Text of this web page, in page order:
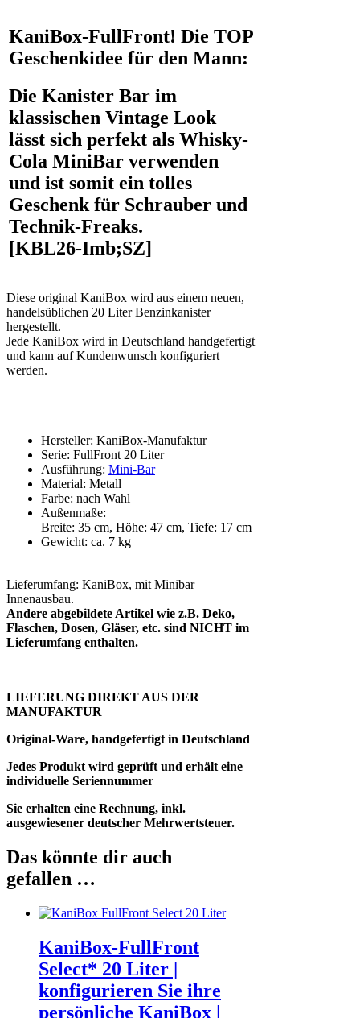
KaniBox-FullFront! Die TOP
Geschenkidee für den Mann:
Die Kanister Bar im
klassischen Vintage Look
lässt sich perfekt als Whisky-
Cola MiniBar verwenden
und ist somit ein tolles
Geschenk für Schrauber und
Technik-Freaks.
[KBL26-Imb;SZ]
Diese original KaniBox wird aus einem neuen,
handelsüblichen 20 Liter Benzinkanister
hergestellt.
Jede KaniBox wird in Deutschland handgefertigt
und kann auf Kundenwunsch konfiguriert
werden.
Hersteller: KaniBox-Manufaktur
Serie: FullFront 20 Liter
Ausführung: Mini-Bar
Material: Metall
Farbe: nach Wahl
Außenmaße:
Breite: 35 cm, Höhe: 47 cm, Tiefe: 17 cm
Gewicht: ca. 7 kg
Lieferumfang: KaniBox, mit Minibar
Innenausbau.
Andere abgebildete Artikel wie z.B. Deko,
Flaschen, Dosen, Gläser, etc. sind NICHT im
Lieferumfang enthalten.
LIEFERUNG DIREKT AUS DER
MANUFAKTUR
Original-Ware, handgefertigt in Deutschland
Jedes Produkt wird geprüft und erhält eine
individuelle Seriennummer
Sie erhalten eine Rechnung, inkl.
ausgewiesener deutscher Mehrwertsteuer.
Das könnte dir auch
gefallen …
KaniBox-FullFront
Select* 20 Liter |
konfigurieren Sie ihre
persönliche KaniBox |